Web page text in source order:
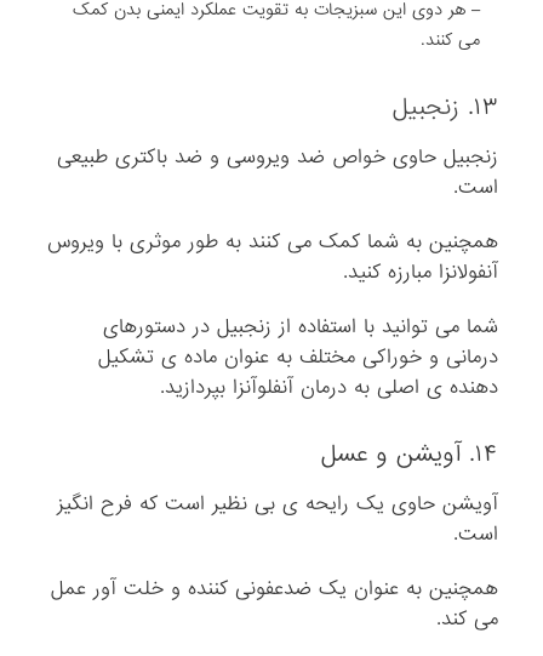
– هر دوی این سبزیجات به تقویت عملکرد ایمنی بدن کمک
می کنند.
۱۳. زنجبیل
زنجبیل حاوی خواص ضد ویروسی و ضد باکتری طبیعی
است.
همچنین به شما کمک می کنند به طور موثری با ویروس
آنفولانزا مبارزه کنید.
شما می توانید با استفاده از زنجبیل در دستورهای
درمانی و خوراکی مختلف به عنوان ماده ی تشکیل
دهنده ی اصلی به درمان آنفلوآنزا بپردازید.
۱۴. آویشن و عسل
آویشن حاوی یک رایحه ی بی نظیر است که فرح انگیز
است.
همچنین به عنوان یک ضدعفونی کننده و خلت آور عمل
می کند.